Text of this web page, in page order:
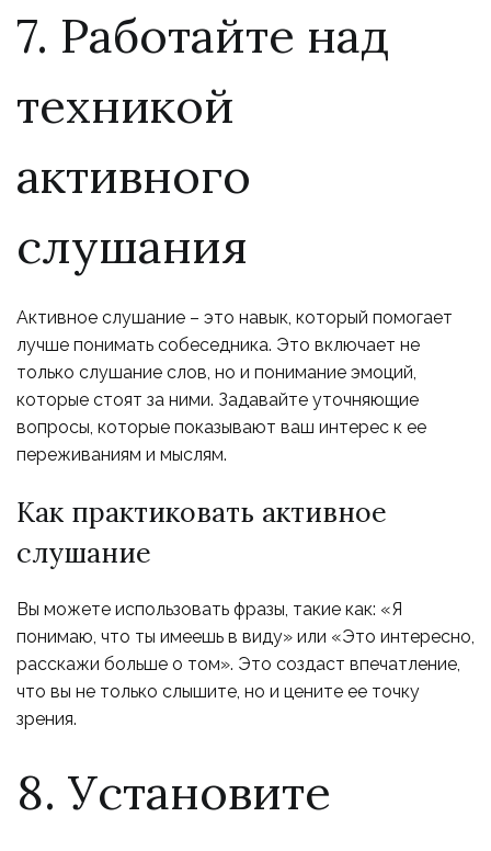
7. Работайте над
техникой
активного
слушания
Активное слушание – это навык, который помогает
лучше понимать собеседника. Это включает не
только слушание слов, но и понимание эмоций,
которые стоят за ними. Задавайте уточняющие
вопросы, которые показывают ваш интерес к ее
переживаниям и мыслям.
Как практиковать активное
слушание
Вы можете использовать фразы, такие как: «Я
понимаю, что ты имеешь в виду» или «Это интересно,
расскажи больше о том». Это создаст впечатление,
что вы не только слышите, но и цените ее точку
зрения.
8. Установите